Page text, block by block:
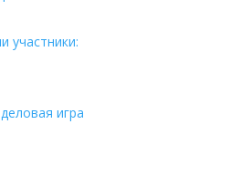
участники:
игра